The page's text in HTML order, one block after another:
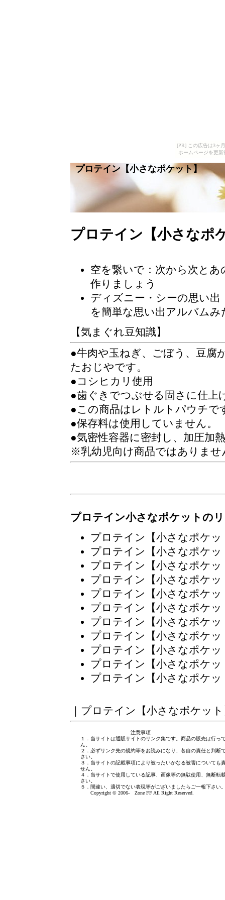
[PR] この広告は3ヶ
ホームページを更
プロテイン【小さなポケット】
プロテイン【小さなポ
空を繋いで：次から次と
作りましょう
ディズニー・シーの思い出
を簡単な思い出アルバム
【気まぐれ豆知識】
●牛肉や玉ねぎ、ごぼう、豆腐
たおじやです。
●コシヒカリ使用
●歯ぐきでつぶせる固さに仕上
●この商品はレトルトパウチで
●保存料は使用していません。
●気密性容器に密封し、加圧加
※乳幼児向け商品ではありませ
プロテイン小さなポケットの
プロテイン【小さなポケ
プロテイン【小さなポケ
プロテイン【小さなポケ
プロテイン【小さなポケ
プロテイン【小さなポケ
プロテイン【小さなポケ
プロテイン【小さなポケ
プロテイン【小さなポケ
プロテイン【小さなポケ
プロテイン【小さなポケ
プロテイン【小さなポケ
｜ プロテイン【小さなポケッ
注意事項
１．当サイトは通販サイトのリンク集です。商品の販売は行っ
ん。
２．必ずリンク先の規約等をお読みになり、各自の責任と判断
さい。
３．当サイトの記載事項により被ったいかなる被害についても
せん。
４．当サイトで使用している記事、画像等の無駄使用、無断転
さい。
５．間違い、適切でない表現等がございましたら ご一報下さい
Copyright © 2006- Zone FF All Right Reserved.